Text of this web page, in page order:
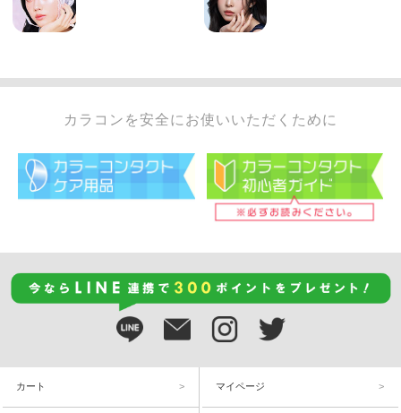
カラコンを安全にお使いいただくために
カート マイページ